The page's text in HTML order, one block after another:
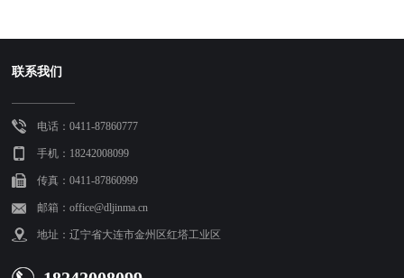
联系我们
电话：0411-87860777
手机：18242008099
传真：0411-87860999
邮箱：office@dljinma.cn
地址：辽宁省大连市金州区红塔工业区